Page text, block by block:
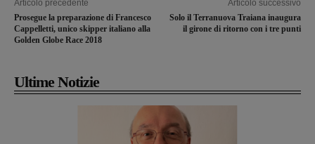
Articolo precedente
Prosegue la preparazione di Francesco
Cappelletti, unico skipper italiano alla
Golden Globe Race 2018
Articolo successivo
Solo il Terranuova Traiana inaugura
il girone di ritorno con i tre punti
Ultime Notizie